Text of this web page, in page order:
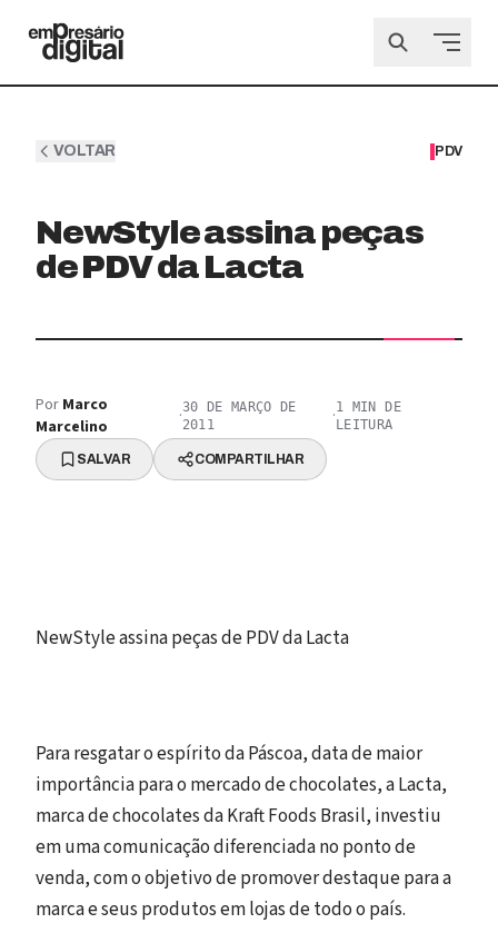
VOLTAR PDV
NewStyle assina peças
de PDV da Lacta
Por Marco
Marcelino
·30 DE MARÇO DE
2011
·1 MIN DE
LEITURA
SALVAR COMPARTILHAR
NewStyle assina peças de PDV da Lacta
Para resgatar o espírito da Páscoa, data de maior
importância para o mercado de chocolates, a Lacta,
marca de chocolates da Kraft Foods Brasil, investiu
em uma comunicação diferenciada no ponto de
venda, com o objetivo de promover destaque para a
marca e seus produtos em lojas de todo o país.